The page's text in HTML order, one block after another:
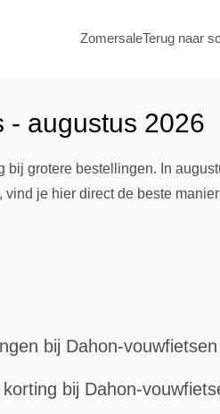
ZomersaleTerug naar
- augustus 2026
grotere bestellingen. In
je hier direct de beste
bij Dahon-vouwfietsen
bij Dahon-